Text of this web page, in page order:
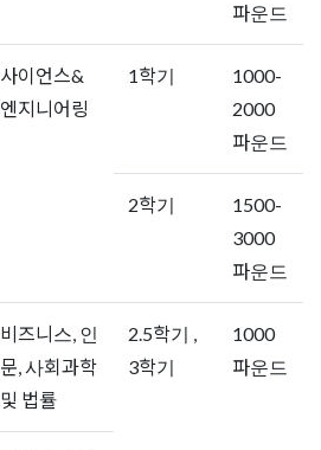
파운드
사이언스&
엔지니어링
1학기
1000-
2000
파운드
2학기
1500-
3000
파운드
비즈니스, 인
문, 사회과학
및 법률
2.5학기 ,
3학기
1000
파운드